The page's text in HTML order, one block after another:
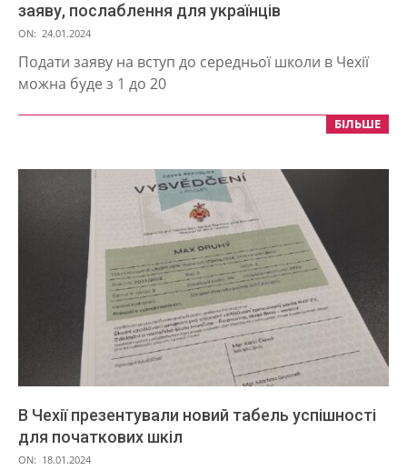
заяву, послаблення для українців
2024-
01-
ON: 24.01.2024
Подати заяву на вступ до середньої школи в Чехії
можна буде з 1 до 20
БІЛЬШЕ
В Чехії презентували новий табель успішності
для початкових шкіл
2024-
ON: 18.01.2024